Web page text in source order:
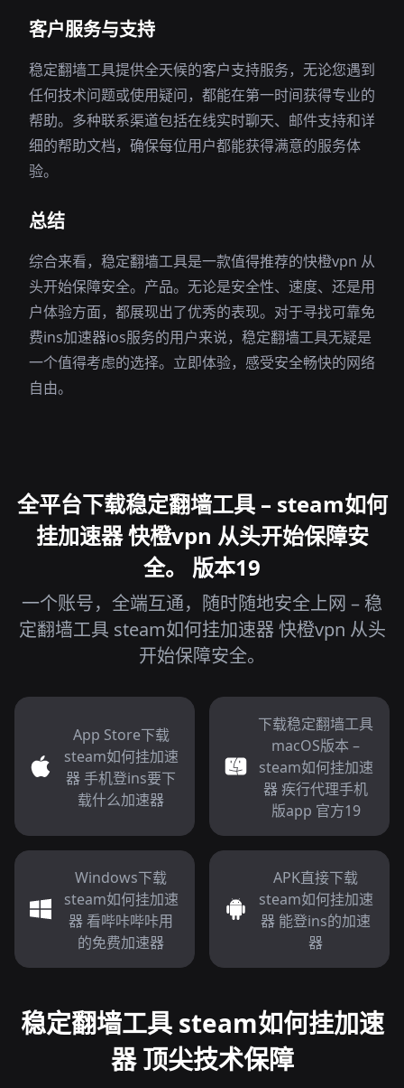
客户服务与支持
稳定翻墙工具提供全天候的客户支持服务，无论您遇到
任何技术问题或使用疑问，都能在第一时间获得专业的
帮助。多种联系渠道包括在线实时聊天、邮件支持和详
细的帮助文档，确保每位用户都能获得满意的服务体
验。
总结
综合来看，稳定翻墙工具是一款值得推荐的快橙vpn 从
头开始保障安全。产品。无论是安全性、速度、还是用
户体验方面，都展现出了优秀的表现。对于寻找可靠免
费ins加速器ios服务的用户来说，稳定翻墙工具无疑是
一个值得考虑的选择。立即体验，感受安全畅快的网络
自由。
全平台下载稳定翻墙工具 – steam如何
挂加速器 快橙vpn 从头开始保障安
全。 版本19
一个账号，全端互通，随时随地安全上网 – 稳
定翻墙工具 steam如何挂加速器 快橙vpn 从头
开始保障安全。
App Store下载
steam如何挂加速
器 手机登ins要下
载什么加速器
下载稳定翻墙工具
macOS版本 –
steam如何挂加速
器 疾行代理手机
版app 官方19
Windows下载
steam如何挂加速
器 看哔咔哔咔用
的免费加速器
APK直接下载
steam如何挂加速
器 能登ins的加速
器
稳定翻墙工具 steam如何挂加速
器 顶尖技术保障